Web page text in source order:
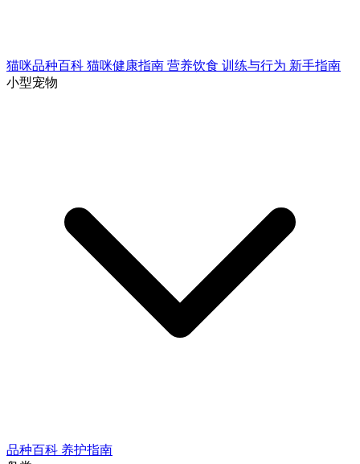
猫咪品种百科 猫咪健康指南 营养饮食 训练与行为 新手指南
小型宠物
品种百科 养护指南